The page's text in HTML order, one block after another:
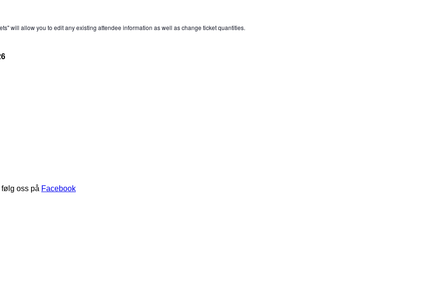
will allow you to edit any existing attendee information as well as change ticket quantities.
oss på Facebook